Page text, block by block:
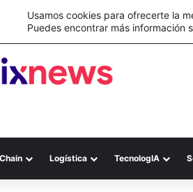
Ley Aduanera eleva el costo de los
Logística TecnologIA
Usamos cookies para ofrecerte la
Puedes encontrar más información